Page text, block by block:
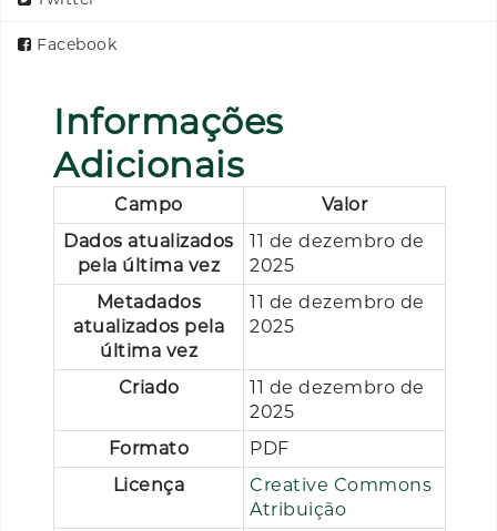
Facebook
Informações
Adicionais
Campo
Valor
Dados atualizados
pela última vez
11 de dezembro de
2025
Metadados
atualizados pela
última vez
11 de dezembro de
2025
Criado
11 de dezembro de
2025
Formato
PDF
Licença
Creative Commons
Atribuição